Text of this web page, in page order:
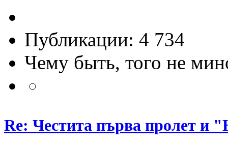
Публикации: 4 734
Чему быть, того не
Re: Честита първа